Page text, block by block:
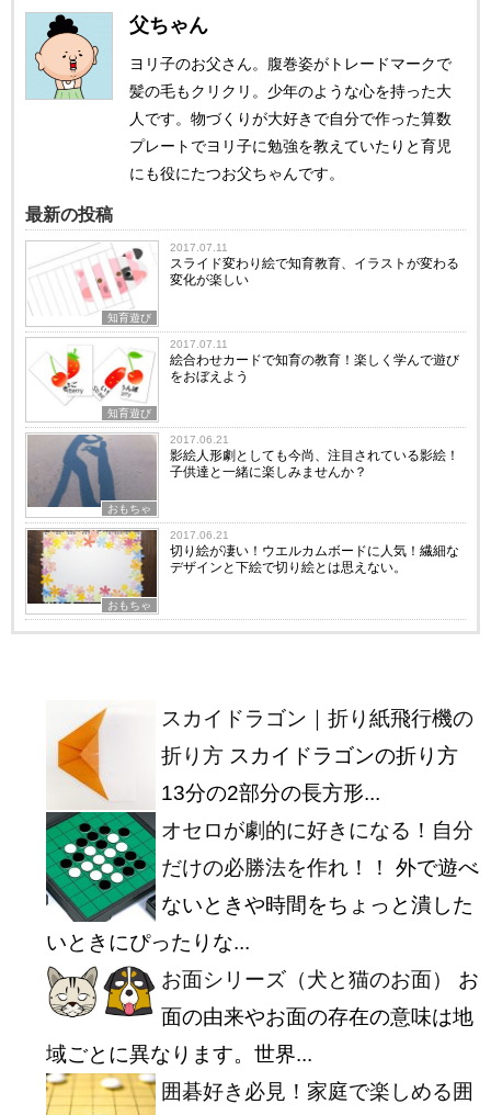
父ちゃん
ヨリ子のお父さん。腹巻姿がトレードマークで
髪の毛もクリクリ。少年のような心を持った大
人です。物づくりが大好きで自分で作った算数
プレートでヨリ子に勉強を教えていたりと育児
にも役にたつお父ちゃんです。
最新の投稿
知育遊び
2017.07.11
スライド変わり絵で知育教育、イラストが変わる
変化が楽しい
知育遊び
2017.07.11
絵合わせカードで知育の教育！楽しく学んで遊び
をおぼえよう
おもちゃ
2017.06.21
影絵人形劇としても今尚、注目されている影絵！
子供達と一緒に楽しみませんか？
おもちゃ
2017.06.21
切り絵が凄い！ウエルカムボードに人気！繊細な
デザインと下絵で切り絵とは思えない。
スカイドラゴン｜折り紙飛行機の
折り方 スカイドラゴンの折り方
13分の2部分の長方形...
オセロが劇的に好きになる！自分
だけの必勝法を作れ！！
外で遊べ
ないときや時間をちょっと潰した
いときにぴったりな...
お面シリーズ（犬と猫のお面）
お
面の由来やお面の存在の意味は地
域ごとに異なります。世界...
囲碁好き必見！家庭で楽しめる囲